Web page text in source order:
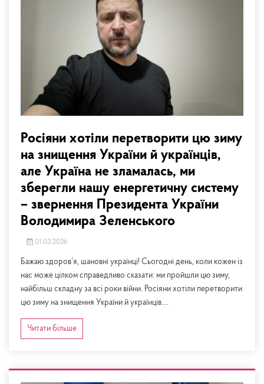
Росіяни хотіли перетворити цю зиму
на знищення України й українців,
але Україна не зламалась, ми
зберегли нашу енергетичну систему
– звернення Президента України
Володимира Зеленського
01.03.2026
Бажаю здоров’я, шановні українці! Сьогодні день, коли кожен із
нас може цілком справедливо сказати: ми пройшли цю зиму,
найбільш складну за всі роки війни. Росіяни хотіли перетворити
цю зиму на знищення України й українців....
Читати більше